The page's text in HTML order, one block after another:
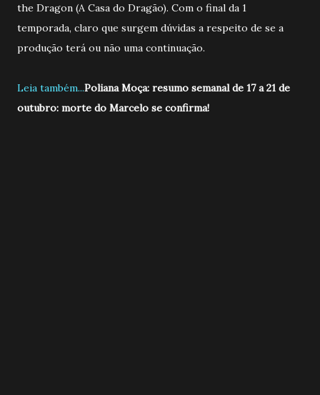
the Dragon (A Casa do Dragão). Com o final da 1
temporada, claro que surgem dúvidas a respeito de se a
produção terá ou não uma continuação.
Leia também...Poliana Moça: resumo semanal de 17 a 21 de
outubro: morte do Marcelo se confirma!